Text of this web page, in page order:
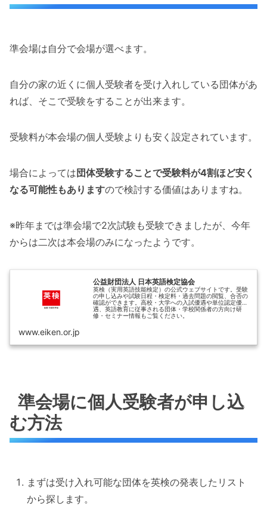
準会場は自分で会場が選べます。
自分の家の近くに個人受験者を受け入れしている団体があ
れば、そこで受験をすることが出来ます。
受験料が本会場の個人受験よりも安く設定されています。
場合によっては 団体受験することで受験料が4割ほど安く
なる可能性もありますので検討する価値はありますね。
※昨年までは準会場で2次試験も受験できましたが、今年
からは二次は本会場のみになったようです。
公益財団法人 日本英語検定協会
英検（実用英語技能検定）の公式ウェブサイトです。受験
の申し込みや試験日程・検定料・過去問題の閲覧、合否の
確認ができます。高校・大学への入試優遇や単位認定優
遇、英語教育に従事される団体・学校関係者の方向け研
修・セミナー情報もご覧ください。
www.eiken.or.jp
準会場に個人受験者が申し込
む方法
まずは受け入れ可能な団体を英検の発表したリスト
から探します。